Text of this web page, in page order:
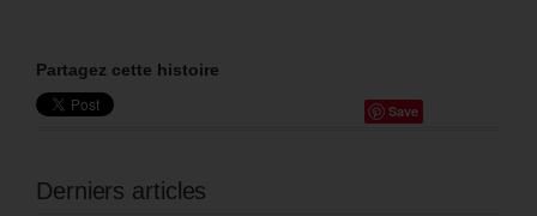
Partagez cette histoire
Save
Derniers articles